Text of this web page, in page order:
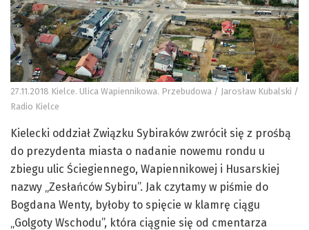
27.11.2018 Kielce. Ulica Wapiennikowa. Przebudowa / Jarosław Kubalski /
Radio Kielce
Kielecki oddział Związku Sybiraków zwrócił się z prośbą
do prezydenta miasta o nadanie nowemu rondu u
zbiegu ulic Ściegiennego, Wapiennikowej i Husarskiej
nazwy „Zesłańców Sybiru”. Jak czytamy w piśmie do
Bogdana Wenty, byłoby to spięcie w klamrę ciągu
„Golgoty Wschodu”, która ciągnie się od cmentarza